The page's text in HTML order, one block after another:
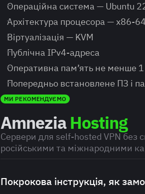
Операційна система — Ubuntu
Архітектура процесора — x86-64
Віртуалізація — KVM
Публічна IPv4-адреса
Оперативна пам’ять не менше 1
Попередньо встановлене ПЗ і
МИ РЕКОМЕНДУЄМО
AmneziaHosting
Сервери для self-hosted VPN без
російськими та міжнародними
Покрокова інструкція, як